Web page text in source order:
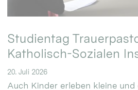
Studientag
Katholisch-Sozialen
20. Juli 2026
Auch Kinder erleben kleine